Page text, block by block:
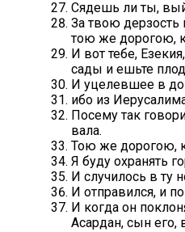
Сядешь ли ты,
За твою
тою же дорогою,
И вот тебе,
сады и ешьте
И уцелевшее в
ибо из
Посему так
вала.
Тою же дорогою,
Я буду охранять
И случилось в ту
И отправился, и
И когда он
Асардан, сын его,